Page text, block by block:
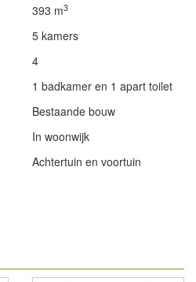
393 m3
5 kamers
4
1 badkamer en 1 apart toilet
Bestaande bouw
In woonwijk
Achtertuin en voortuin